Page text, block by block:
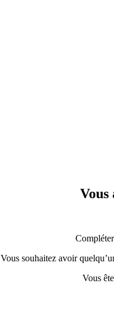
Vous
Vous souhaitez avoir
Vous